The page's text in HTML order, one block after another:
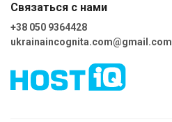
Связаться с нами
+38 050 9364428
ukrainaincognita.com@gmail.com